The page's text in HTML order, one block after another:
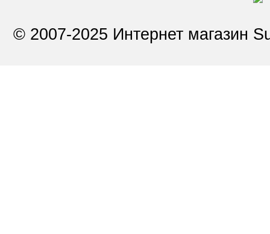
© 2007-2025 Интернет магазин